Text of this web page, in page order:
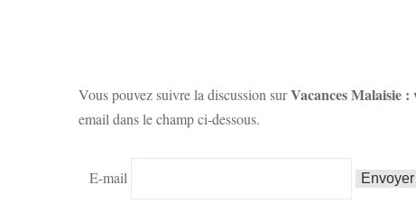
Vous pouvez suivre la discussion surVacances Malaisie
email dans le champ ci-dessous.
E-mail